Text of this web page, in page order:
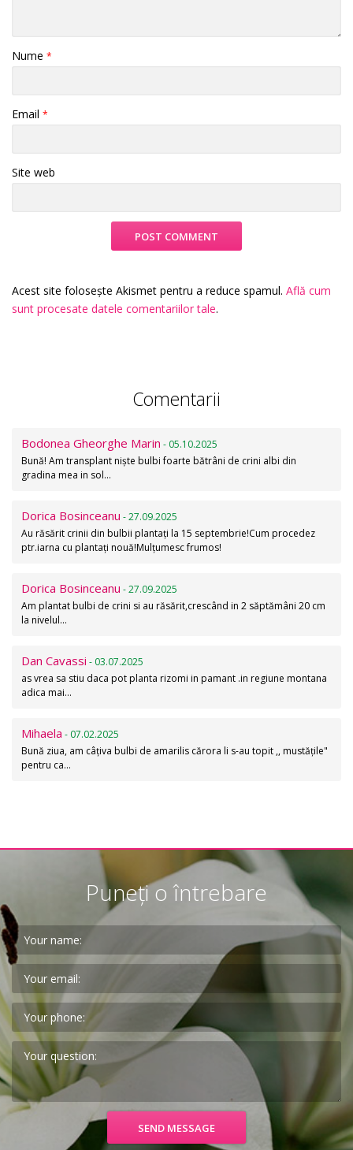
Nume *
Email *
Site web
Acest site folosește Akismet pentru a reduce spamul. Află cum
sunt procesate datele comentariilor tale.
Comentarii
Bodonea Gheorghe Marin - 05.10.2025
Bună! Am transplant niște bulbi foarte bătrâni de crini albi din
gradina mea in sol…
Dorica Bosinceanu - 27.09.2025
Au răsărit crinii din bulbii plantați la 15 septembrie!Cum procedez
ptr.iarna cu plantați nouă!Mulțumesc frumos!
Dorica Bosinceanu - 27.09.2025
Am plantat bulbi de crini si au răsărit,crescând in 2 săptămâni 20 cm
la nivelul…
Dan Cavassi - 03.07.2025
as vrea sa stiu daca pot planta rizomi in pamant .in regiune montana
adica mai…
Mihaela - 07.02.2025
Bună ziua, am câțiva bulbi de amarilis cărora li s-au topit ,, mustățile"
pentru ca…
Puneți o întrebare